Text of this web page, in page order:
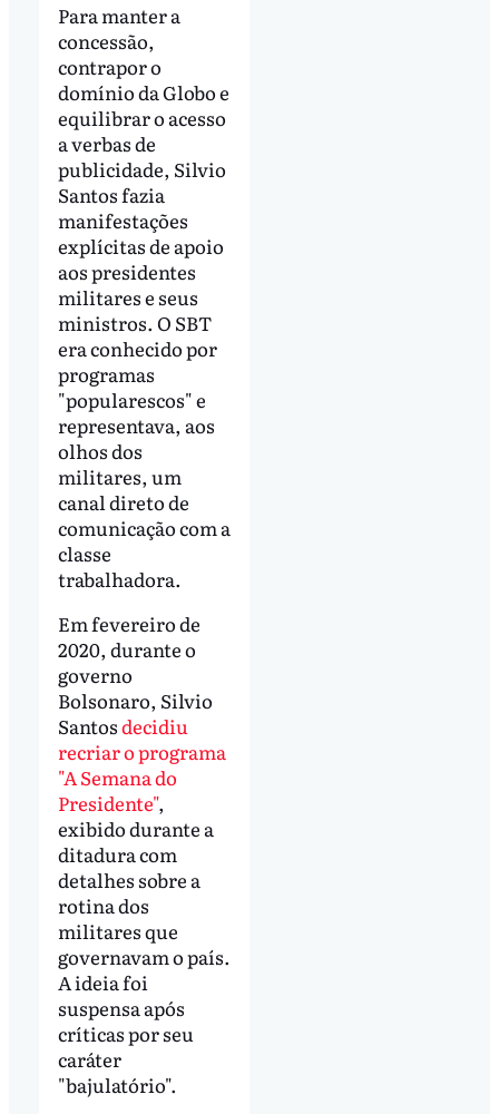
Para manter a
concessão,
contrapor o
domínio da Globo e
equilibrar o acesso
a verbas de
publicidade, Silvio
Santos fazia
manifestações
explícitas de apoio
aos presidentes
militares e seus
ministros. O SBT
era conhecido por
programas
"popularescos" e
representava, aos
olhos dos
militares, um
canal direto de
comunicação com a
classe
trabalhadora.
Em fevereiro de
2020, durante o
governo
Bolsonaro, Silvio
Santosdecidiu
recriar o programa
"A Semana do
Presidente",
exibido durante a
ditadura com
detalhes sobre a
rotina dos
militares que
governavam o país.
A ideia foi
suspensa após
críticas por seu
caráter
"bajulatório".